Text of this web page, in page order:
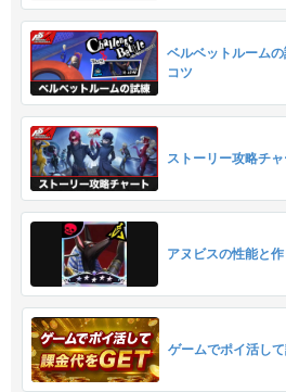
ベルベットルーム
コツ
ストーリー攻略チャ
アヌビスの性能と
ゲームでポイ活し